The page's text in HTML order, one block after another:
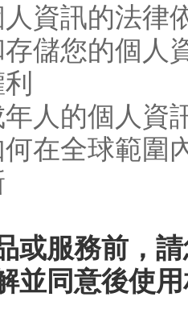
資訊的法律
儲您的個人
人的個人資
在全球範圍
或服務前，
並同意後使